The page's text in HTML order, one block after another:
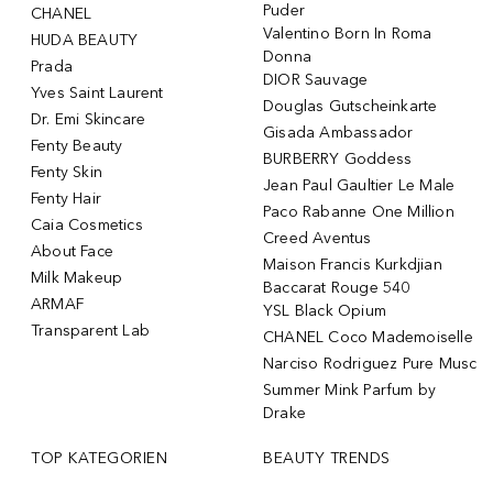
CHANEL
HUDA BEAUTY
Prada
Yves Saint Laurent
Dr. Emi Skincare
Fenty Beauty
Fenty Skin
Fenty Hair
Caia Cosmetics
About Face
Milk Makeup
ARMAF
Transparent Lab
Puder
Valentino Born In Roma
Donna
DIOR Sauvage
Douglas Gutscheinkarte
Gisada Ambassador
BURBERRY Goddess
Jean Paul Gaultier Le Male
Paco Rabanne One Million
Creed Aventus
Maison Francis Kurkdjian
Baccarat Rouge 540
YSL Black Opium
CHANEL Coco Mademoiselle
Narciso Rodriguez Pure Musc
Summer Mink Parfum by
Drake
TOP KATEGORIEN BEAUTY TRENDS